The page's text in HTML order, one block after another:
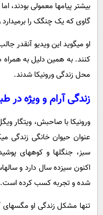
بیشتر پیامها معمولی بودند،
گاوی که یک چنگک را
او میگوید این ویدیو آنقدر
کنند. به همین دلیل به همراه
محل زندگی ورونیکا شدند.
زندگی آرام و ویژه در
ورونیکا با صاحبش، ویتگار
عنوان حیوان خانگی زندگی
سبز، جنگلها و کوههای
اکنون سیزده سال دارد و
شده و تجربه کسب کرده است.
تنها مشکل زندگی او مگسهای